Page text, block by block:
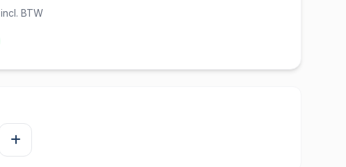
incl. BTW